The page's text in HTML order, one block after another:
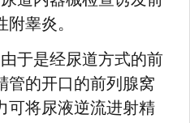
睾炎。
于是经尿道方式的前
管的开口的前列腺窝
可将尿液逆流进射精